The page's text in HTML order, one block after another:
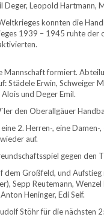
Deger, Leopold Hartmann,
konnten die
1939 – 1945 ruhte
Mannschaft formiert.
Städele Erwin, Schweiger
und Deger Emil.
den Oberallgäuer
2. Herren-, eine Damen-
auf.
gegen den
dem Großfeld, und
Sepp Reutemann,
Heninger, Edi Seif.
Stöhr für die nächsten